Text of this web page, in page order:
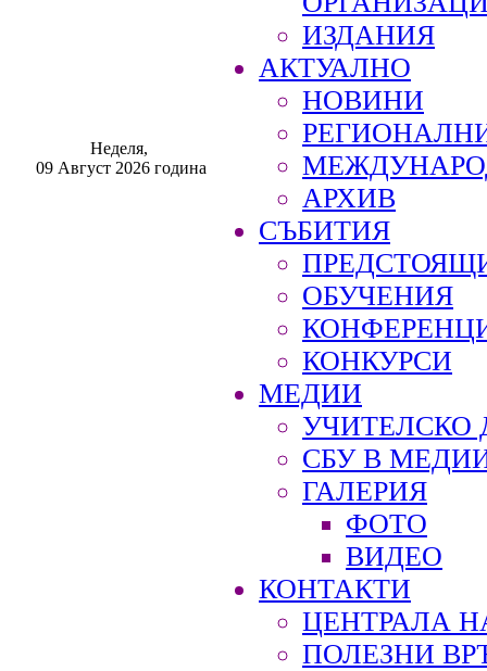
Неделя,
09 Август 2026 година
ИЗДАНИЯ
АКТУАЛНО
НОВИНИ
АРХИВ
СЪБИТИЯ
ОБУЧЕНИЯ
КОНКУРСИ
МЕДИИ
УЧИТЕЛСКО
СБУ В
ГАЛЕРИЯ
ФОТО
ВИДЕО
КОНТАКТИ
ЦЕНТРАЛА
ПОЛЕЗНИ